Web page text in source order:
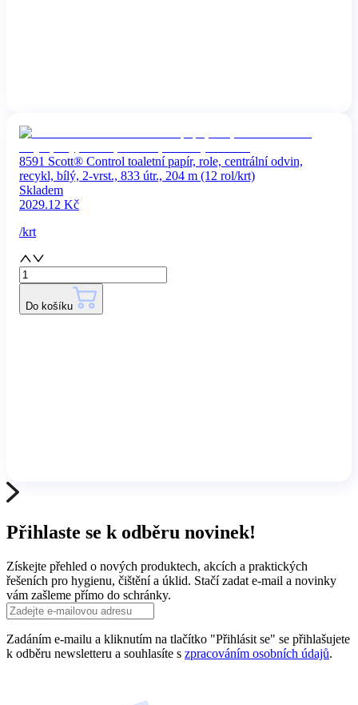
8591 Scott® Control toaletní papír, role, centrální odvin,
recykl, bílý, 2-vrst., 833 útr., 204 m (12 rol/krt)
Skladem
2029.12 Kč
/krt
Do košíku
Přihlaste se k odběru novinek!
Získejte přehled o nových produktech, akcích a praktických
řešeních pro hygienu, čištění a úklid. Stačí zadat e-mail a novinky
vám zašleme přímo do schránky.
Zadáním e-mailu a kliknutím na tlačítko "Přihlásit se" se přihlašujete
k odběru newsletteru a souhlasíte s zpracováním osobních údajů.